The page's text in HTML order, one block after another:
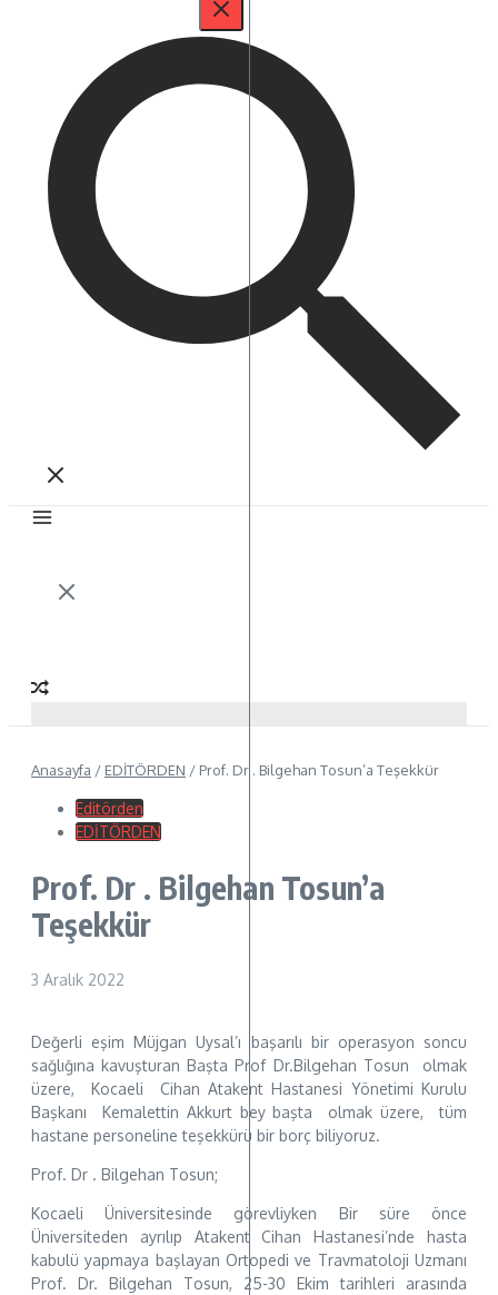
Anasayfa / EDİTÖRDEN / Prof. Dr . Bilgehan Tosun’a Teşekkür
Editörden
EDİTÖRDEN
Prof. Dr . Bilgehan Tosun’a
Teşekkür
3 Aralık 2022
Değerli eşim Müjgan Uysal’ı başarılı bir operasyon soncu
sağlığına kavuşturan Başta Prof Dr.Bilgehan Tosun olmak
üzere, Kocaeli Cihan Atakent Hastanesi Yönetimi Kurulu
Başkanı Kemalettin Akkurt bey başta olmak üzere, tüm
hastane personeline teşekkürü bir borç biliyoruz.
Prof. Dr . Bilgehan Tosun;
Kocaeli Üniversitesinde görevliyken Bir süre önce
Üniversiteden ayrılıp Atakent Cihan Hastanesi’nde hasta
kabulü yapmaya başlayan Ortopedi ve Travmatoloji Uzmanı
Prof. Dr. Bilgehan Tosun, 25-30 Ekim tarihleri arasında